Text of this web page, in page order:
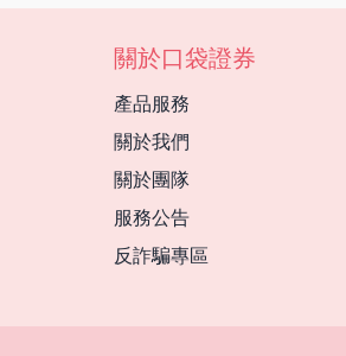
關於口袋證券
產品服務
關於我們
關於團隊
服務公告
反詐騙專區